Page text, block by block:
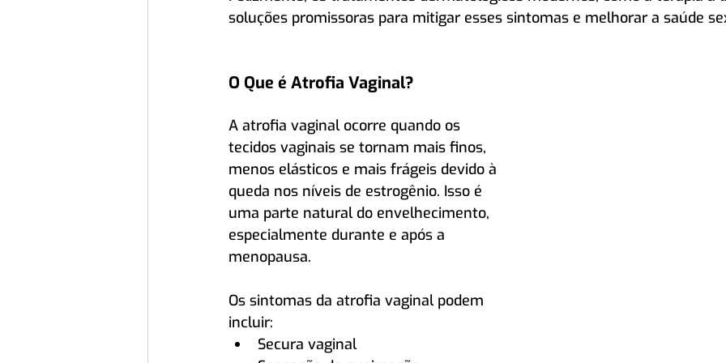
soluções promissoras para mitigar esses sintomas e melhorar a saúde
O Que é Atrofia Vaginal?
A atrofia vaginal ocorre quando os
tecidos vaginais se tornam mais finos,
menos elásticos e mais frágeis devido à
queda nos níveis de estrogênio. Isso é
uma parte natural do envelhecimento,
especialmente durante e após a
menopausa.
Os sintomas da atrofia vaginal podem
incluir:
Secura vaginal